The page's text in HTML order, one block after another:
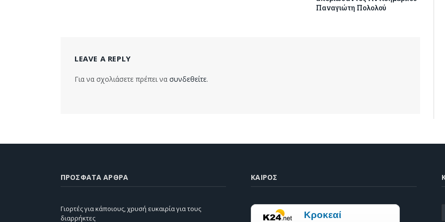
Παναγιώτη Πολολού
LEAVE A REPLY
Για να σχολιάσετε πρέπει να συνδεθείτε.
ΠΡΌΣΦΑΤΑ ΆΡΘΡΑ
Γιορτές για κάποιους, χρυσή ευκαιρία για τους
διαρρήκτες
ΚΑΙΡΌΣ